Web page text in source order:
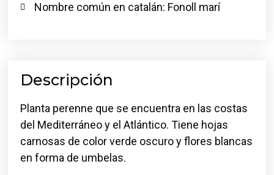
Nombre común en catalán: Fonoll marí​
Descripción
Planta perenne que se encuentra en las costas
del Mediterráneo y el Atlántico. Tiene hojas
carnosas de color verde oscuro y flores blancas
en forma de umbelas.